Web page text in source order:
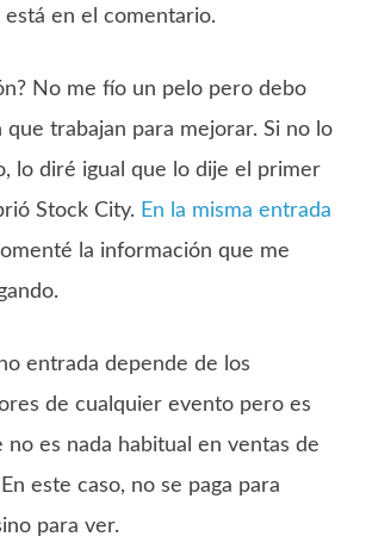
está en el comentario.
No me fío un pelo pero debo
que trabajan para mejorar. Si no lo
lo diré igual que lo dije el primer
Stock City. En la misma entrada
la información que me
entrada depende de los
de cualquier evento pero es
no es nada habitual en ventas de
este caso, no se paga para
para ver.